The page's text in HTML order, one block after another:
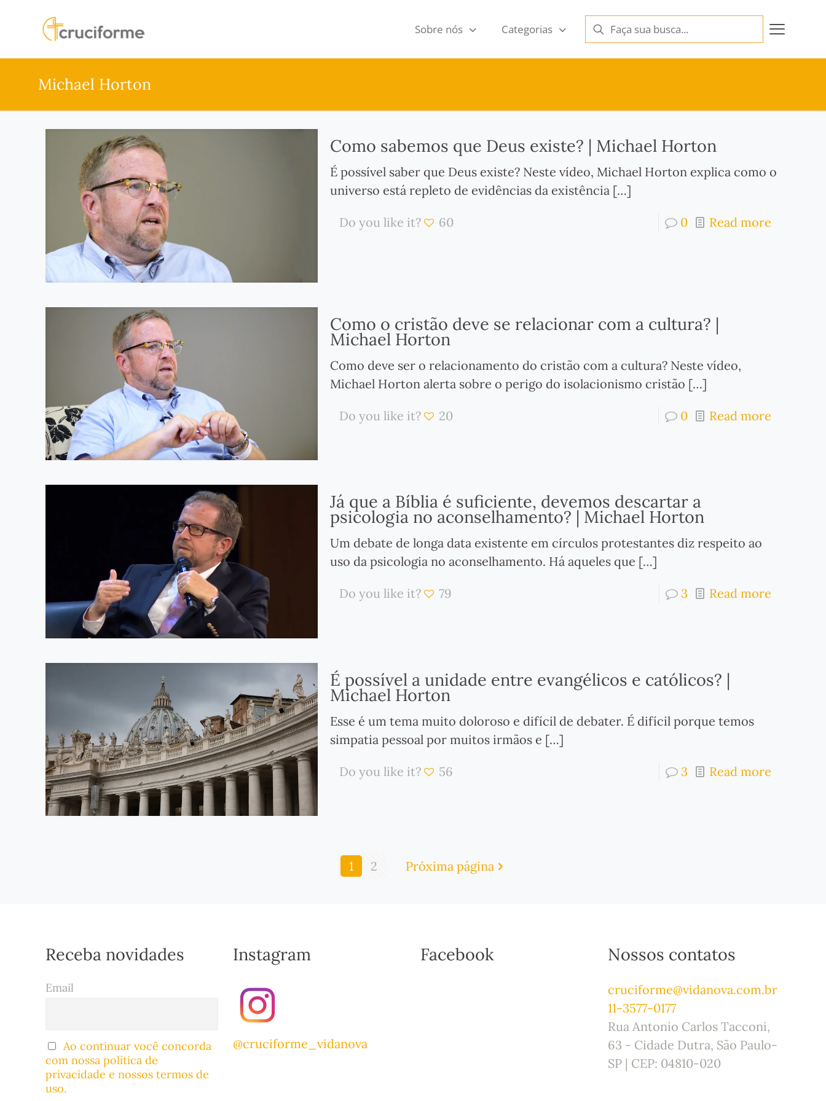
Sobre nós Categorias
Michael Horton
Como sabemos que Deus existe? | Michael Horton
É possível saber que Deus existe? Neste vídeo, Michael Horton explica como o
universo está repleto de evidências da existência[…]
Do you like it? 60 0 Read more
Como o cristão deve se relacionar com a cultura? |
Michael Horton
Como deve ser o relacionamento do cristão com a cultura? Neste vídeo,
Michael Horton alerta sobre o perigo do isolacionismo cristão […]
Do you like it? 20 0 Read more
Já que a Bíblia é suficiente, devemos descartar a
psicologia no aconselhamento? | Michael Horton
Um debate de longa data existente em círculos protestantes diz respeito ao
uso da psicologia no aconselhamento. Há aqueles que […]
Do you like it? 79 3 Read more
É possível a unidade entre evangélicos e católicos? |
Michael Horton
Esse é um tema muito doloroso e difícil de debater. É difícil porque temos
simpatia pessoal por muitos irmãos e […]
Do you like it? 56 3 Read more
1 2 Próxima página
Receba novidades
Email
Ao continuar você concorda
com nossa política de
privacidade e nossos termos de
uso.
Instagram
@cruciforme_vidanova
Facebook Nossos contatos
cruciforme@vidanova.com.br
11-3577-0177
Rua Antonio Carlos Tacconi,
63 - Cidade Dutra, São Paulo-
SP | CEP: 04810-020